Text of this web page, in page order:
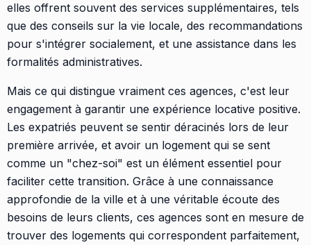
elles offrent souvent des services supplémentaires, tels
que des conseils sur la vie locale, des recommandations
pour s'intégrer socialement, et une assistance dans les
formalités administratives.
Mais ce qui distingue vraiment ces agences, c'est leur
engagement à garantir une expérience locative positive.
Les expatriés peuvent se sentir déracinés lors de leur
première arrivée, et avoir un logement qui se sent
comme un "chez-soi" est un élément essentiel pour
faciliter cette transition. Grâce à une connaissance
approfondie de la ville et à une véritable écoute des
besoins de leurs clients, ces agences sont en mesure de
trouver des logements qui correspondent parfaitement,